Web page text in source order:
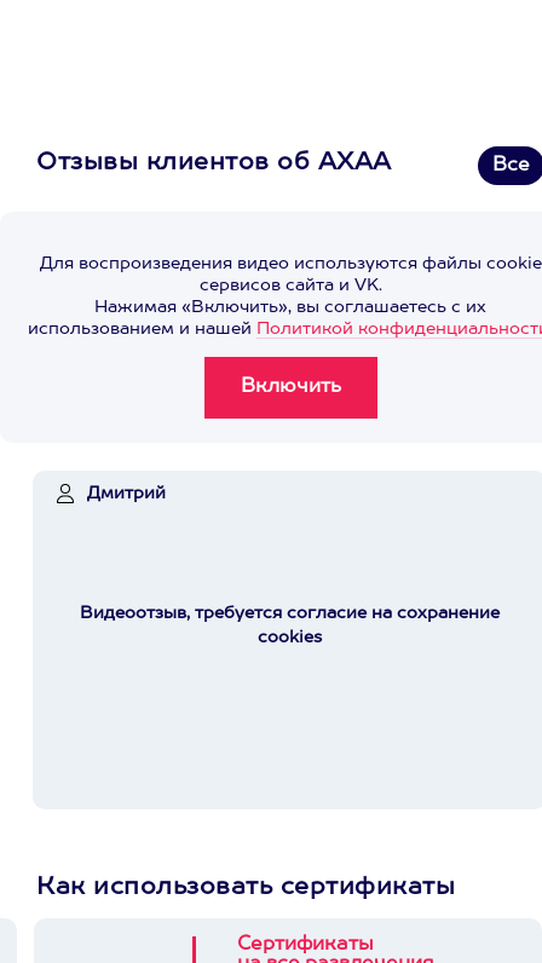
Отзывы клиентов об АХАА Все
Для воспроизведения видео используются файлы cookie
сервисов сайта и VK.
Нажимая «Включить», вы соглашаетесь с их
использованием и нашей Политикой
Дмитрий
Видеоотзыв, требуется согласие на сохранение
cookies
Как использовать сертификаты
Сертификаты